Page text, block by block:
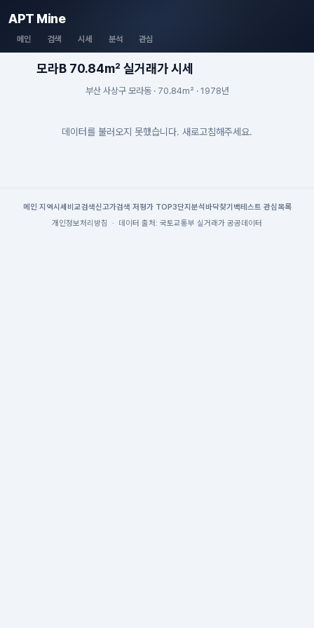
APT Mine
메인 검색 시세 분석 관심
모라B 70.84m² 실거래가 시세
부산 사상구 모라동 · 70.84m² · 1978년
데이터를 불러오지 못했습니다. 새로고침해주세요.
메인| 지역시세 비교검색신고가검색 저평가 TOP3단지분석 바닥찾기 백테스트 관심목록
개인정보처리방침
· 데이터 출처: 국토교통부 실거래가 공공데이터